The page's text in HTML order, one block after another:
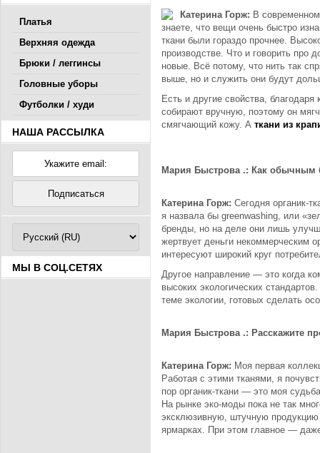
Катерина Горж: В
знаете, что вещи очень быстро
ткани были гораздо прочнее.
производстве. Что и говорить про
новые. Всё потому, что нить так
выше, но и служить они будут
Есть и другие свойства,
собирают вручную, поэтому он
смягчающий кожу. А ткани из
Мария Быстрова .: Как обычным
Катерина Горж: Сегодня органик-
я назвала бы greenwashing, или
бренды, но на деле они лишь
жертвует деньги некоммерческим
интересуют широкий круг
Другое направление — это когда
высоких экологических
теме экологии, готовых сделать
Мария Быстрова .: Расскажите
Катерина Горж: Моя первая
Работая с этими тканями, я
пор органик-ткани — это моя
На рынке эко-моды пока не так
эксклюзивную, штучную
ярмарках. При этом главное —
Платья
Верхняя одежда
Брюки / леггинсы
Головные уборы
Футболки / худи
НАША РАССЫЛКА
МЫ В СОЦ.СЕТЯХ